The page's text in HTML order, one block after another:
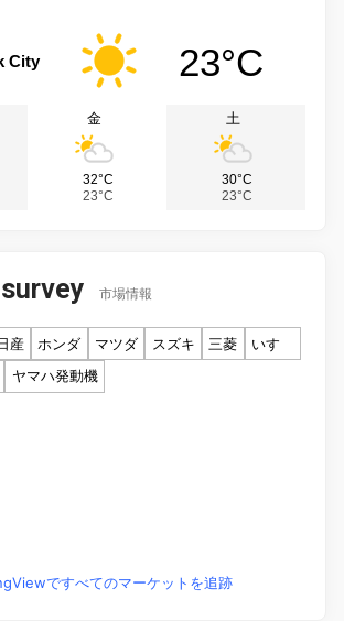
City 23°C
金
32°C
23°C
土
30°C
23°C
市場情報
産 ホンダ マツダ スズキ 三菱
いすゞ
ヤマハ発動機
ですべてのマーケットを追跡